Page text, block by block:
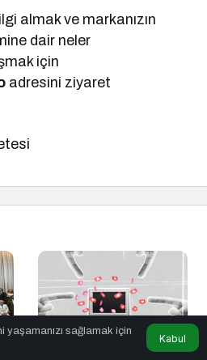
almak ve markanızın
dair neler
için
adresini ziyaret
yaşamanızı sağlamak için
Kabul